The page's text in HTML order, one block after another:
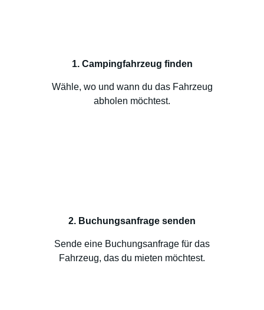
1. Campingfahrzeug finden
Wähle, wo und wann du das Fahrzeug
abholen möchtest.
2. Buchungsanfrage senden
Sende eine Buchungsanfrage für das
Fahrzeug, das du mieten möchtest.